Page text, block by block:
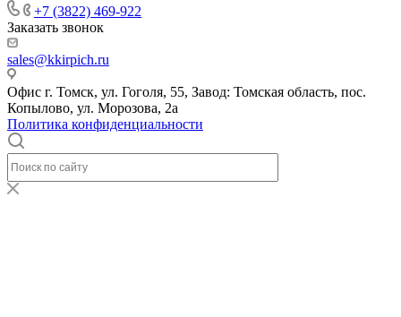
+7 (3822) 469-922
Заказать звонок
sales@kkirpich.ru
Офис г. Томск, ул. Гоголя, 55, Завод: Томская область, пос.
Копылово, ул. Морозова, 2а
Политика конфиденциальности